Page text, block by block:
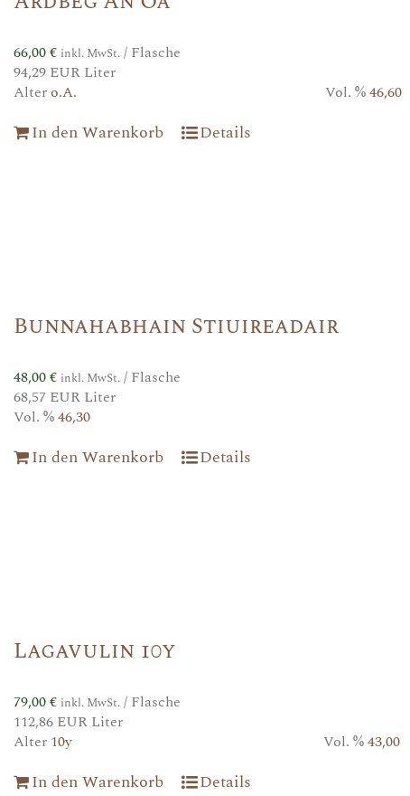
66,00€ inkl. MwSt./ Flasche
94,29 EUR Liter
Altero.A. Vol. %46,60
In den Warenkorb Details
Bunnahabhain Stiuireadair
48,00€ inkl. MwSt./ Flasche
68,57 EUR Liter
Vol. %46,30
In den Warenkorb Details
Lagavulin 10y
79,00€ inkl. MwSt./ Flasche
112,86 EUR Liter
Alter 10y Vol. %43,00
In den Warenkorb Details